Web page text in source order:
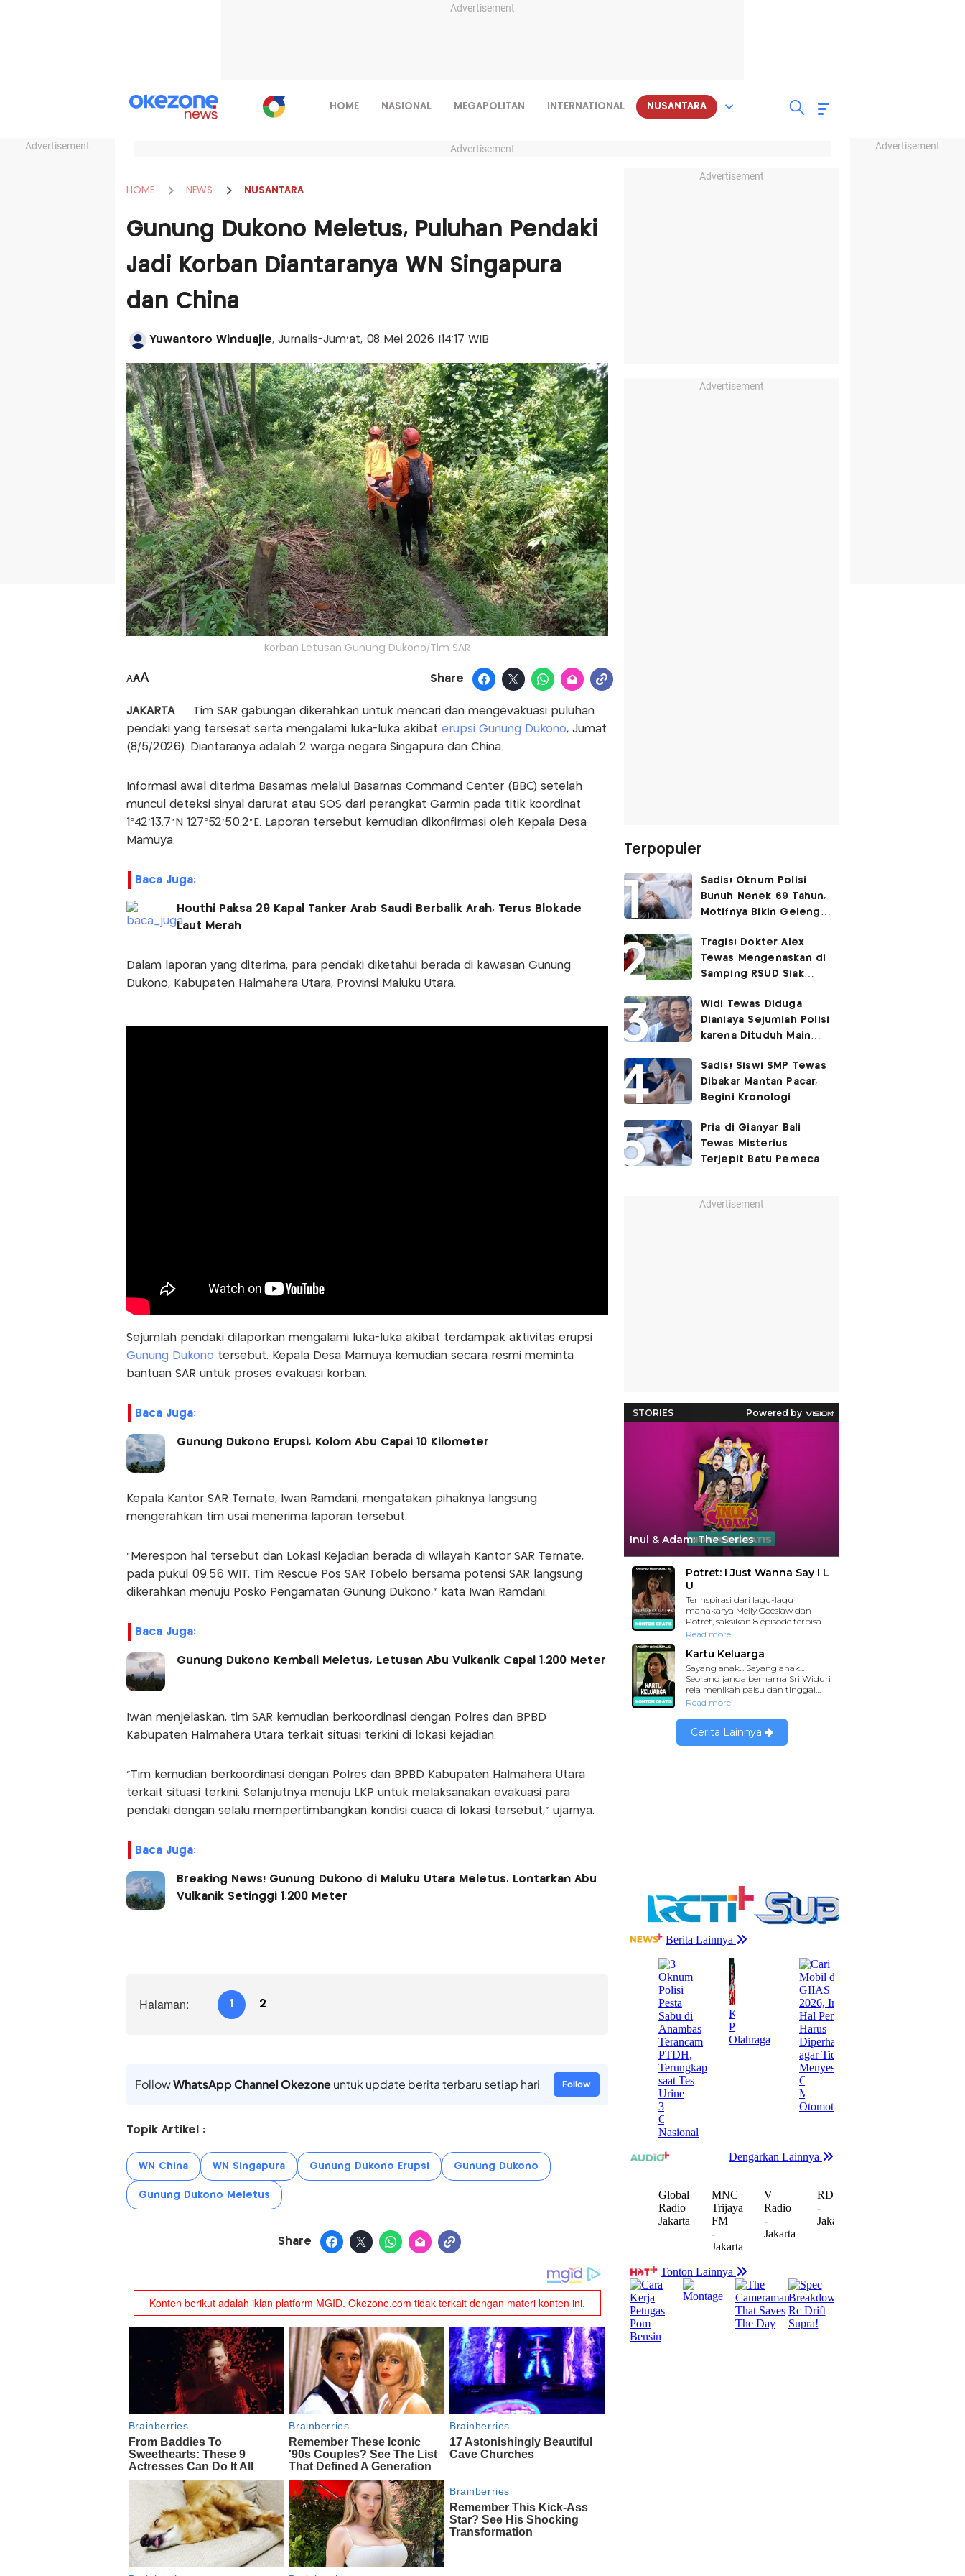
Advertisement
Advertisement Advertisement
HOME NASIONAL MEGAPOLITAN INTERNATIONAL NUSANTARA
Advertisement
HOME NEWS NUSANTARA
Gunung Dukono Meletus, Puluhan Pendaki
Jadi Korban Diantaranya WN Singapura
dan China
Yuwantoro Winduajie, Jurnalis-Jum'at, 08 Mei 2026 |14:17 WIB
Korban Letusan Gunung Dukono/Tim SAR
AAA Share
JAKARTA — Tim SAR gabungan dikerahkan untuk mencari dan mengevakuasi puluhan
pendaki yang tersesat serta mengalami luka-luka akibat erupsi Gunung Dukono, Jumat
(8/5/2026). Diantaranya adalah 2 warga negara Singapura dan China.
Informasi awal diterima Basarnas melalui Basarnas Command Center (BBC) setelah
muncul deteksi sinyal darurat atau SOS dari perangkat Garmin pada titik koordinat
1°42'13.7"N 127°52'50.2"E. Laporan tersebut kemudian dikonfirmasi oleh Kepala Desa
Mamuya.
Baca Juga:
Houthi Paksa 29 Kapal Tanker Arab Saudi Berbalik Arah, Terus Blokade
Laut Merah
Dalam laporan yang diterima, para pendaki diketahui berada di kawasan Gunung
Dukono, Kabupaten Halmahera Utara, Provinsi Maluku Utara.
Sejumlah pendaki dilaporkan mengalami luka-luka akibat terdampak aktivitas erupsi
Gunung Dukono tersebut. Kepala Desa Mamuya kemudian secara resmi meminta
bantuan SAR untuk proses evakuasi korban.
Baca Juga:
Gunung Dukono Erupsi, Kolom Abu Capai 10 Kilometer
Kepala Kantor SAR Ternate, Iwan Ramdani, mengatakan pihaknya langsung
mengerahkan tim usai menerima laporan tersebut.
“Merespon hal tersebut dan Lokasi Kejadian berada di wilayah Kantor SAR Ternate,
pada pukul 09.56 WIT, Tim Rescue Pos SAR Tobelo bersama potensi SAR langsung
dikerahkan menuju Posko Pengamatan Gunung Dukono,” kata Iwan Ramdani.
Baca Juga:
Gunung Dukono Kembali Meletus, Letusan Abu Vulkanik Capai 1.200 Meter
Iwan menjelaskan, tim SAR kemudian berkoordinasi dengan Polres dan BPBD
Kabupaten Halmahera Utara terkait situasi terkini di lokasi kejadian.
“Tim kemudian berkoordinasi dengan Polres dan BPBD Kabupaten Halmahera Utara
terkait situasi terkini. Selanjutnya menuju LKP untuk melaksanakan evakuasi para
pendaki dengan selalu mempertimbangkan kondisi cuaca di lokasi tersebut,” ujarnya.
Baca Juga:
Breaking News! Gunung Dukono di Maluku Utara Meletus, Lontarkan Abu
Vulkanik Setinggi 1.200 Meter
Halaman: 1 2
FollowWhatsApp Channel Okezoneuntuk update berita terbaru setiap hari Follow
Topik Artikel :
WN China WN Singapura Gunung Dukono Erupsi Gunung Dukono
Gunung Dukono Meletus
Share
Advertisement
Advertisement
Terpopuler
Sadis! Oknum Polisi
Bunuh Nenek 69 Tahun,
Motifnya Bikin Geleng
Tragis! Dokter Alex
Tewas Mengenaskan di
Samping RSUD Siak
Rocuronium
Widi Tewas Diduga
Dianiaya Sejumlah Polisi
karena Dituduh Main
Sadis! Siswi SMP Tewas
Dibakar Mantan Pacar,
Begini Kronologi
Pria di Gianyar Bali
Tewas Misterius
Terjepit Batu Pemecah
Advertisement